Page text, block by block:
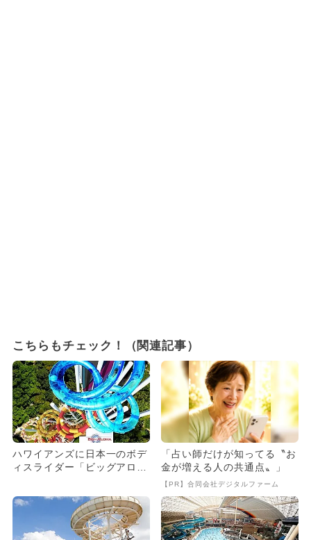
こちらもチェック！（関連記事）
ハワイアンズに日本一のボデ
ィスライダー「ビッグアロ
「占い師だけが知ってる〝お
金が増える人の共通点〟」
【PR】合同会社デジタルファーム